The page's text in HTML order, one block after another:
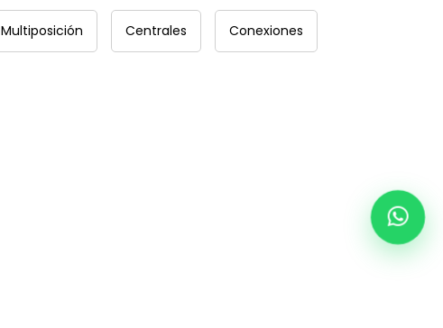
Multiposición Centrales Conexiones